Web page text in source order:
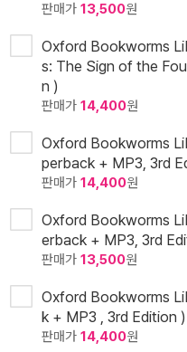
판매가 13,500원
Oxford Bookworms
s: The Sign of the
n )
판매가 14,400원
Oxford Bookworms
perback + MP3, 3rd
판매가 14,400원
Oxford Bookworms
erback + MP3, 3rd
판매가 13,500원
Oxford Bookworms
k + MP3 , 3rd Edition )
판매가 14,400원